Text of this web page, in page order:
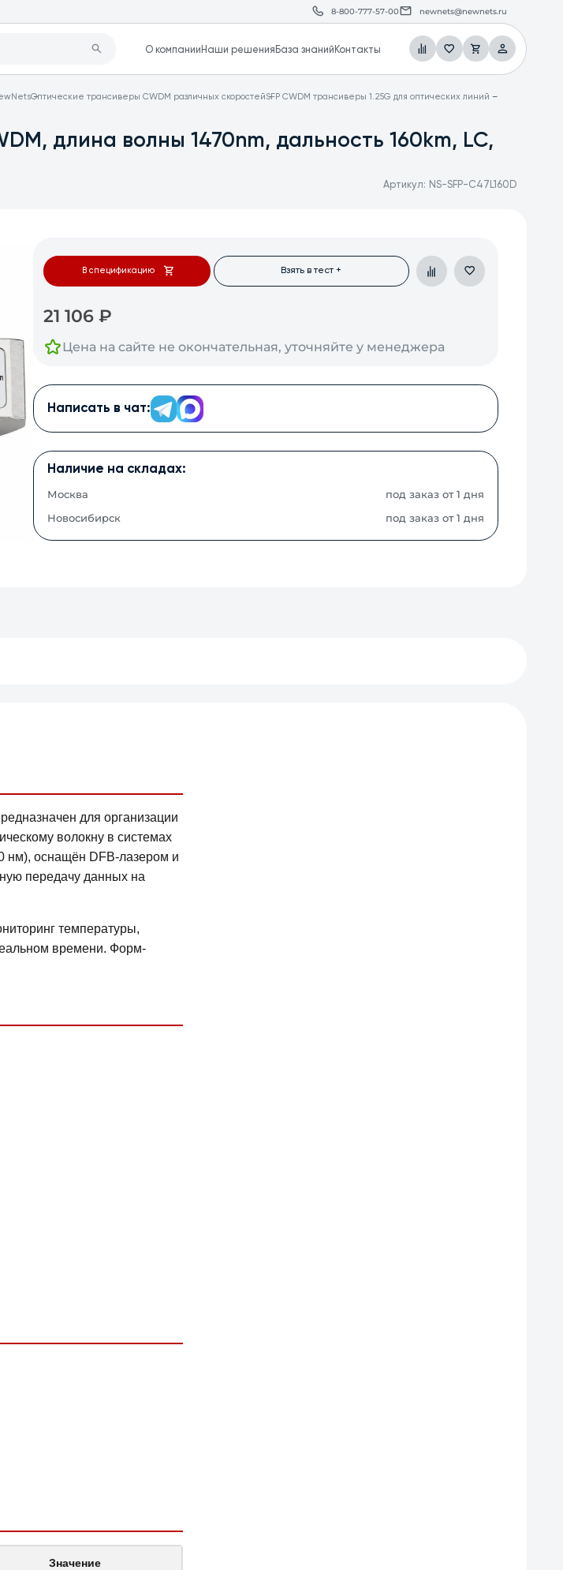
8-800-777-57-00 newnets@newnets.ru
О компании Наши решения База знаний Контакты
Оптические трансиверы CWDM различных скоростейSFP CWDM трансиверы 1.25G для оптических линий
длина волны 1470nm, дальность 160km, LC,
Артикул: NS-SFP-C47L160D
В спецификацию Взять в тест +
21 106 ₽
Цена на сайте не окончательная, уточняйте у менеджера
Написать в чат:
Наличие на складах:
Москва
под заказ от 1 дня
Новосибирск
под заказ от 1 дня
для организации
волокну в системах
нм), оснащён DFB-лазером и
передачу данных на
температуры,
времени. Форм-
Значение